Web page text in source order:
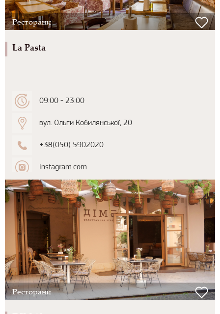
Ресторани
La Pasta
09:00 - 23:00
вул. Ольги Кобилянської, 20
+38(050) 5902020
instagram.com
Ресторани